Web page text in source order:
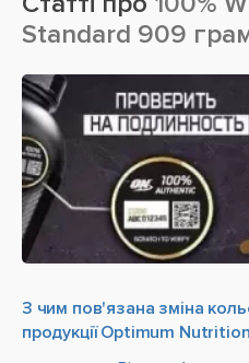
Standard 909
З чим пов'язана зміна
продукції Optimum Nutrition